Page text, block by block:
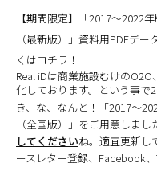
【期間限定】「2017〜2022
（最新版）」資料用PDFデ
くはコチラ ！
Real iDは商業施設むけの
化しております。という事で
き、な、なんと！「2017〜
（全国版）」をご用意しま
してくださいね。適宜更新し
ースレター登録、 Facebook、